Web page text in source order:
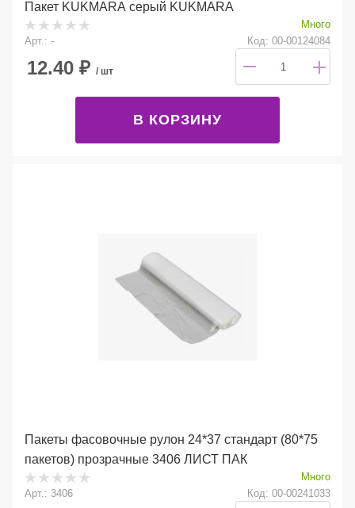
Пакет KUKMARA серый KUKMARA
Много
Арт.: -
Код: 00-00124084
12.40 ₽ / шт
В КОРЗИНУ
Пакеты фасовочные рулон 24*37 стандарт (80*75
пакетов) прозрачные 3406 ЛИСТ ПАК
Много
Арт.: 3406
Код: 00-00241033